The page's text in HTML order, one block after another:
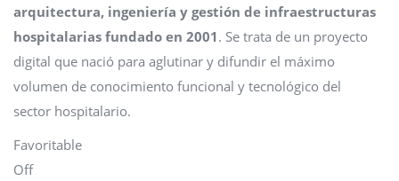
arquitectura, ingeniería y gestión de infraestructuras
hospitalarias fundado en 2001. Se trata de un proyecto
digital que nació para aglutinar y difundir el máximo
volumen de conocimiento funcional y tecnológico del
sector hospitalario.
Favoritable
Off